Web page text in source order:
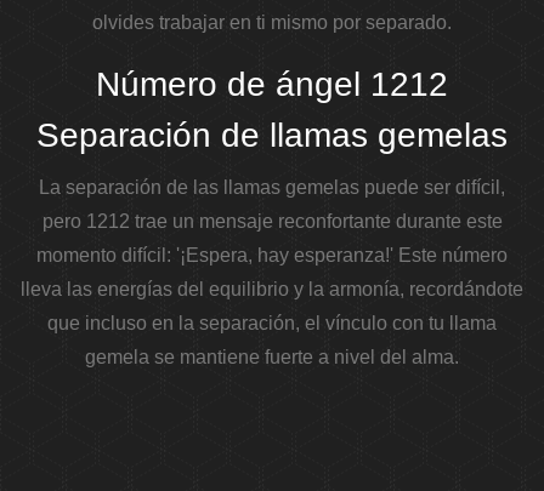
olvides trabajar en ti mismo por separado.
Número de ángel 1212
Separación de llamas gemelas
La separación de las llamas gemelas puede ser difícil,
pero 1212 trae un mensaje reconfortante durante este
momento difícil: '¡Espera, hay esperanza!' Este número
lleva las energías del equilibrio y la armonía, recordándote
que incluso en la separación, el vínculo con tu llama
gemela se mantiene fuerte a nivel del alma.